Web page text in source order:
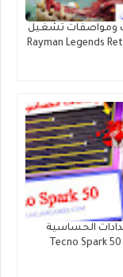
ومواصفات تشغيل
الحساسية